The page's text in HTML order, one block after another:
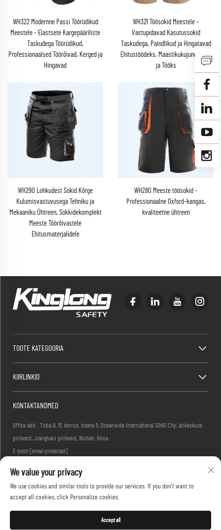
WH322 Modernne Passi Töörüdikud
Meestele - Elastsete Kargepääriliste
Taskudega Töörüdikud,
Professionaalsed Töörõivad, Kerged ja
Hingavad
WH321 Töösokid Meestele -
Vastupidavad Kasutussokid
Taskudega, Paindlikud ja Hingatavad
Ehitustöödeks, Maastikukujunduseks
ja Tööks
WH290 Lohkudest Sokid Kõrge
Kulumisvastuvusega Tehniku ja
Mekaaniku Ühtreen, Sokkidekomplekt
Meeste Töörõivastele
Ehitusmaterjalidele
WH280 Meeste töösokid -
Professionaalne Oxford-kangas,
kvaliteetne ühtreen
TOOTE KATEGOORIA
KIIRLINKID
KONTAKTANDMED
Office add : Tuba 8, 15. korrus, hoone 5, Oceanwide International SOHO City, ärikeskuse
piirkond, Jianghani piirkond, Wuhan, Hiina
E-posti: [email protected]
We value your privacy
We use cookies and similar tools to provide our services. If you don't want to
accept all cookies, click Personalize cookies.
Accept all